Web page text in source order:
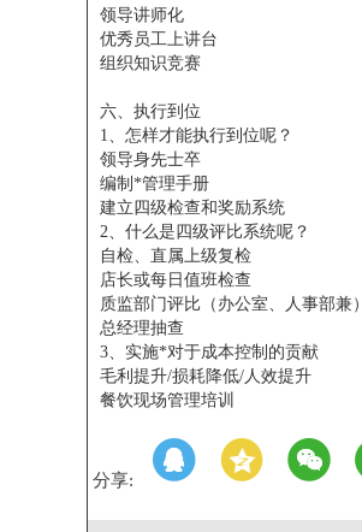
领导讲师化
优秀员工上讲台
组织知识竞赛
六、执行到位
1、怎样才能执行到位呢？
领导身先士卒
编制*管理手册
建立四级检查和奖励系统
2、什么是四级评比系统呢？
自检、直属上级复检
店长或每日值班检查
质监部门评比（办公室、人事部兼）
总经理抽查
3、实施*对于成本控制的贡献
毛利提升/损耗降低/人效提升
餐饮现场管理培训
分享: